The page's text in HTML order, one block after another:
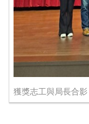
獲獎志工與局長合影